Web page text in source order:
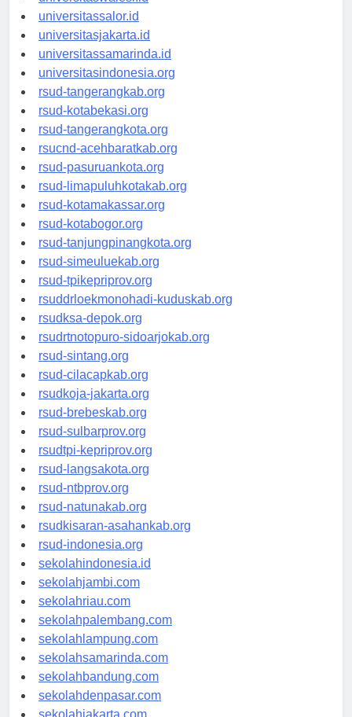
universitaswalesi.id
universitassalor.id
universitasjakarta.id
universitassamarinda.id
universitasindonesia.org
rsud-tangerangkab.org
rsud-kotabekasi.org
rsud-tangerangkota.org
rsucnd-acehbaratkab.org
rsud-pasuruankota.org
rsud-limapuluhkotakab.org
rsud-kotamakassar.org
rsud-kotabogor.org
rsud-tanjungpinangkota.org
rsud-simeuluekab.org
rsud-tpikepriprov.org
rsuddrloekmonohadi-kuduskab.org
rsudksa-depok.org
rsudrtnotopuro-sidoarjokab.org
rsud-sintang.org
rsud-cilacapkab.org
rsudkoja-jakarta.org
rsud-brebeskab.org
rsud-sulbarprov.org
rsudtpi-kepriprov.org
rsud-langsakota.org
rsud-ntbprov.org
rsud-natunakab.org
rsudkisaran-asahankab.org
rsud-indonesia.org
sekolahindonesia.id
sekolahjambi.com
sekolahriau.com
sekolahpalembang.com
sekolahlampung.com
sekolahsamarinda.com
sekolahbandung.com
sekolahdenpasar.com